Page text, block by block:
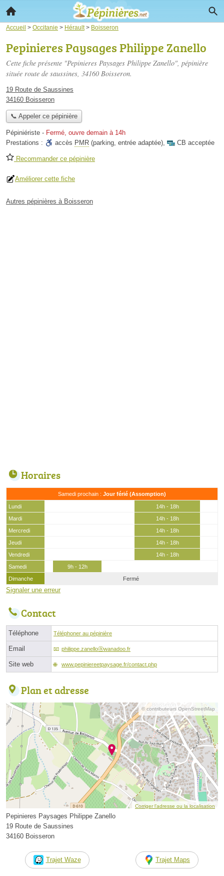
Accueil > Occitanie > Hérault> Boisseron
Pepinieres Paysages Philippe Zanello
Cette fiche présente "Pepinieres Paysages Philippe Zanello", pépinière
située route de saussines, 34160 Boisseron.
19 Route de Saussines
34160 Boisseron
📞 Appeler ce pépinière
Pépiniériste - Fermé, ouvre demain à 14h
Prestations :
accès PMR (parking, entrée adaptée), CB acceptée
Recommander ce pépinière
Améliorer cette fiche
Autres pépinières à Boisseron
Horaires
Samedi prochain : Jour férié (Assomption)
Lundi
14h - 18h
Mardi
14h - 18h
Mercredi
14h - 18h
Jeudi
14h - 18h
Vendredi
14h - 18h
Samedi
9h - 12h
Dimanche
Fermé
Signaler une erreur
Contact
Téléphone Téléphoner au pépinière
Email philippe.zanelloⓐwanadoo.fr
Site web www.pepiniereetpaysage.fr/contact.php
Plan et adresse
© contributeurs OpenStreetMap
Corriger l’adresse ou la localisation
Pepinieres Paysages Philippe Zanello
19 Route de Saussines
34160 Boisseron
Trajet Waze Trajet Maps